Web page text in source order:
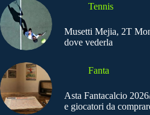
Tennis
Musetti Mejia, 2T
dove vederla
Fanta
Asta Fantacalcio
e giocatori da